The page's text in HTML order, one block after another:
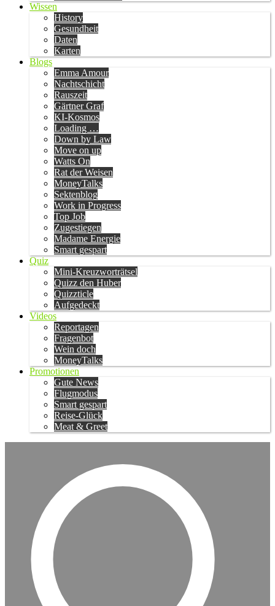
Wissen
History
Gesundheit
Daten
Karten
Blogs
Emma Amour
Nachtschicht
Rauszeit
Gärtner Graf
KI-Kosmos
Loading …
Down by Law
Move on up
Watts On
Rat der Weisen
MoneyTalks
Sektenblog
Work in Progress
Top Job
Zugestiegen
Madame Energie
Smart gespart
Quiz
Mini-Kreuzworträtsel
Quizz den Huber
Quizzticle
Aufgedeckt
Videos
Reportagen
Fragenbot
Wein doch
MoneyTalks
Promotionen
Gute News
Flugmodus
Smart gespart
Reise-Glück
Meat & Greet